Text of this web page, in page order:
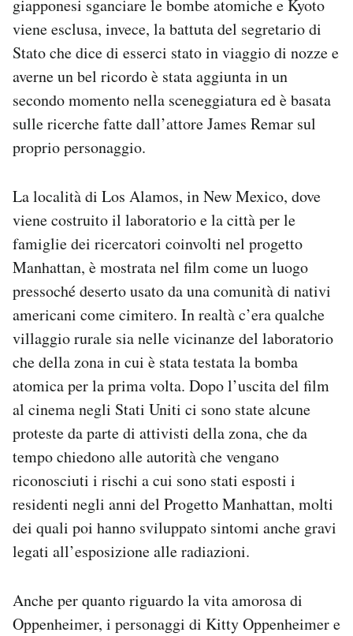
giapponesi sganciare le bombe atomiche e Kyoto
viene esclusa, invece, la battuta del segretario di
Stato che dice di esserci stato in viaggio di nozze e
averne un bel ricordo è stata aggiunta in un
secondo momento nella sceneggiatura ed è basata
sulle ricerche fatte dall’attore James Remar sul
proprio personaggio.
La località di Los Alamos, in New Mexico, dove
viene costruito il laboratorio e la città per le
famiglie dei ricercatori coinvolti nel progetto
Manhattan, è mostrata nel film come un luogo
pressoché deserto usato da una comunità di nativi
americani come cimitero. In realtà c’era qualche
villaggio rurale sia nelle vicinanze del laboratorio
che della zona in cui è stata testata la bomba
atomica per la prima volta. Dopo l’uscita del film
al cinema negli Stati Uniti ci sono state alcune
proteste da parte di attivisti della zona, che da
tempo chiedono alle autorità che vengano
riconosciuti i rischi a cui sono stati esposti i
residenti negli anni del Progetto Manhattan, molti
dei quali poi hanno sviluppato sintomi anche gravi
legati all’esposizione alle radiazioni.
Anche per quanto riguardo la vita amorosa di
Oppenheimer, i personaggi di Kitty Oppenheimer e